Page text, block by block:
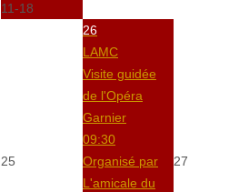
11-18
25
26
LAMC
Visite guidée
de l'Opéra
Garnier
09:30
Organisé par
L'amicale du
27